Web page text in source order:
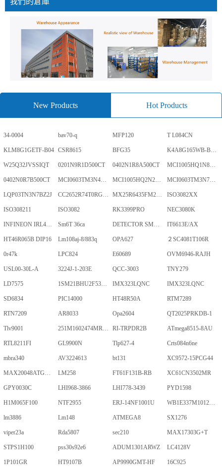
New Products Hot Products
34-0004 bav70-q MFP120 T L084CN
KLM8G1GETF-B04 CSR8615 BFG35 K4A8G165WB-BCWE
W25Q32JVSSIQT 0201N9R1D500CT 0402N1R8A500CT MCI1005HQ1N8SHBP
0402N0R7B500CT MCI0603TM3N4BHBP MCI1005HQ2N2BHBP MCI0603TM3N7BHBP
LQP03TN3N7BZ2J CC2652R74T0RGZR MX25R6435FM2IL0TR ISO3082XX
ISO308211 ISO3082 RK3399PRO NEC3080K
INFINEON IRL40SC228 Sm6T 36ca DETECTOR SMD,HT7024A-1,3%,SOT-89 IT6613E/AX
HT46R065B DIP16 Lm108aj-8/883q OPA627 ２SC4081T106R
0r47k LPC824 E60689 OVM6946-RAJH
USL00-30L-A 3224J-1-203E QCC-3003 TNY279
LD7575 1SM21BHU2F53E2VGNE IMX323LQNC IMX323LQNC
SD6834 PIC14000 HT48R50A RTM7289
RTN7209 AR8033 Opa2604 QT2025PRKDB-1
Tlv9001 251M1602474MR09M RI-TRPDR2B ATmega8515-8AU
RTL8211FI GL9900N Tlp627-4 Crts084n6ne
mbra340 AV3224613 bt131 XC9572-15PCG44
MAX20048ATGA/VY+ LM258 FT61F131B-RB XC61CN3502MR
GPY0030C LHI968-3866 LHI778-3439 PYD1598
H1M065F100 NTF2955 ERJ-14NF1001U WB1E337M1012MPA
lm3886 Lm148 ATMEGA8 SX1276
viper23a Rda5807 sec210 MAX17303G+T
STPS1H100 pss30s92e6 ADUM1301ARWZ LC4128V
1P101GR HT9107B AP9990GMT-HF 16C925